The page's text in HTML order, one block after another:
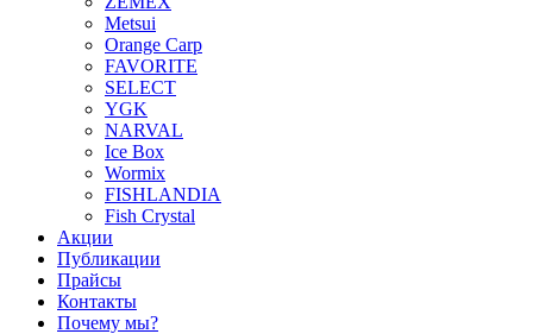
Metsui
Orange Carp
FAVORITE
SELECT
YGK
NARVAL
Ice Box
Wormix
FISHLANDIA
Fish Crystal
Акции
Публикации
Прайсы
Контакты
Почему мы?